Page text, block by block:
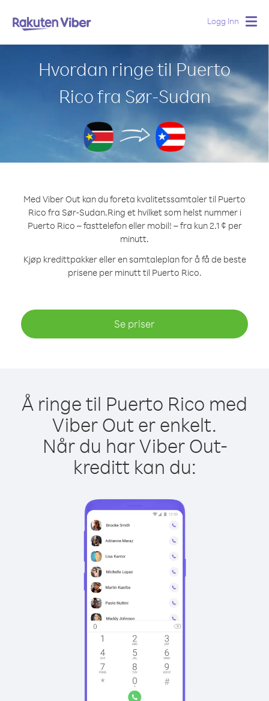
Logg Inn
Hvordan ringe til Puerto
Rico fra Sør-Sudan
Med Viber Out kan du foreta kvalitetssamtaler til Puerto
Rico fra Sør-Sudan.Ring et hvilket som helst nummer i
Puerto Rico – fasttelefon eller mobil! – fra kun 2.1 ¢ per
minutt.
Kjøp kredittpakker eller en samtaleplan for å få de beste
prisene per minutt til Puerto Rico.
Se priser
Å ringe til Puerto Rico med
Viber Out er enkelt.
Når du har Viber Out-
kreditt kan du: